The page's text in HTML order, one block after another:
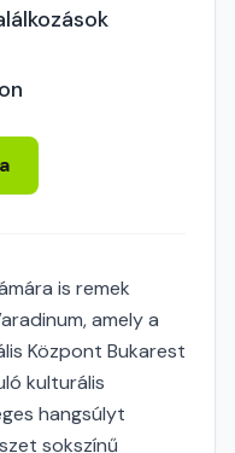
is remek
amely a
Központ Bukarest
kulturális
hangsúlyt
sokszínű